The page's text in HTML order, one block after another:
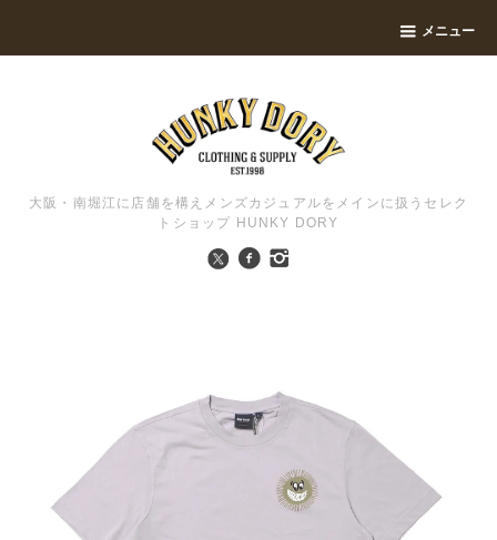
メニュー
大阪・南堀江に店舗を構えメンズカジュアルをメインに扱うセレク
トショップ HUNKY DORY